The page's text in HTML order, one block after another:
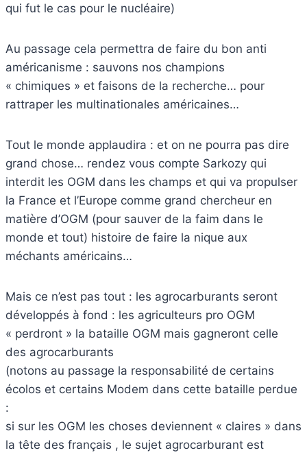
qui fut le cas pour le nucléaire)
Au passage cela permettra de faire du bon anti
américanisme : sauvons nos champions
« chimiques » et faisons de la recherche… pour
rattraper les multinationales américaines…
Tout le monde applaudira : et on ne pourra pas dire
grand chose… rendez vous compte Sarkozy qui
interdit les OGM dans les champs et qui va propulser
la France et l’Europe comme grand chercheur en
matière d’OGM (pour sauver de la faim dans le
monde et tout) histoire de faire la nique aux
méchants américains…
Mais ce n’est pas tout : les agrocarburants seront
développés à fond : les agriculteurs pro OGM
« perdront » la bataille OGM mais gagneront celle
des agrocarburants
(notons au passage la responsabilité de certains
écolos et certains Modem dans cette bataille perdue
:
si sur les OGM les choses deviennent « claires » dans
la tête des français , le sujet agrocarburant est